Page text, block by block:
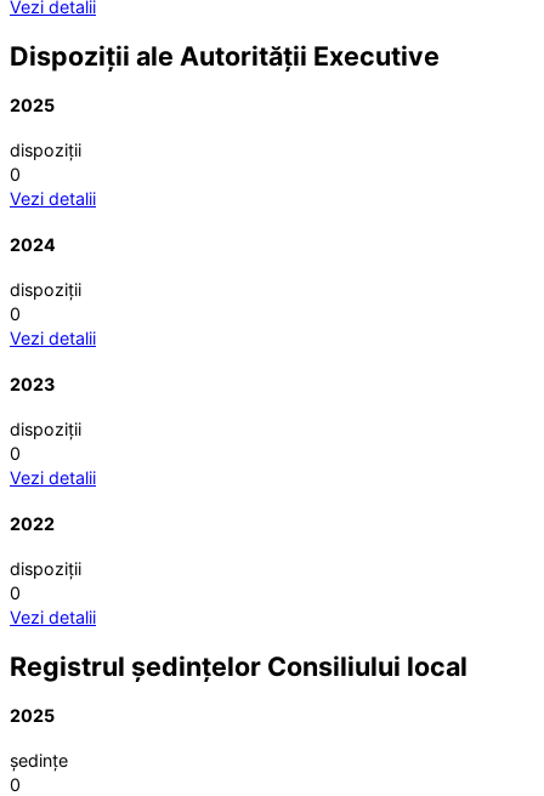
Vezi detalii
Dispoziții ale Autorității Executive
2025
dispoziții
0
Vezi detalii
2024
dispoziții
0
Vezi detalii
2023
dispoziții
0
Vezi detalii
2022
dispoziții
0
Vezi detalii
Registrul ședințelor Consiliului local
2025
ședințe
0